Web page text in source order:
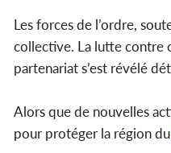
Les forces de l’ordre,
collective. La lutte contre
partenariat s’est révélé
Alors que de nouvelles
pour protéger la région du